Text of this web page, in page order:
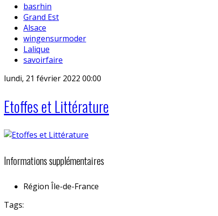
basrhin
Grand Est
Alsace
wingensurmoder
Lalique
savoirfaire
lundi, 21 février 2022 00:00
Etoffes et Littérature
Informations supplémentaires
Région Île-de-France
Tags: